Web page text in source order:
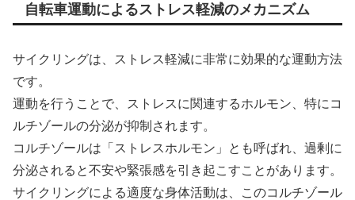
自転車運動によるストレス軽減のメカニズム
サイクリングは、ストレス軽減に非常に効果的な運動方法
です。
運動を行うことで、ストレスに関連するホルモン、特にコ
ルチゾールの分泌が抑制されます。
コルチゾールは「ストレスホルモン」とも呼ばれ、過剰に
分泌されると不安や緊張感を引き起こすことがあります。
サイクリングによる適度な身体活動は、このコルチゾール